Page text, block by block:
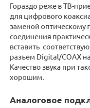
Гораздо реже в ТВ-
для цифрового
заменой
соединения
вставить
разъем Digital/COAX
Качество звука при
хорошим.
Аналоговое